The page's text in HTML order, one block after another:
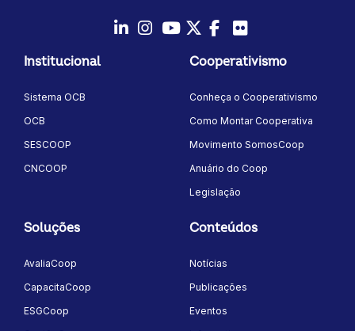
Instagram
YoutubeTwitter/X
Facebook
Institucional
Sistema OCB
OCB
SESCOOP
CNCOOP
Cooperativismo
Conheça o Cooperativismo
Como Montar Cooperativa
Movimento SomosCoop
Anuário do Coop
Legislação
Soluções
AvaliaCoop
CapacitaCoop
ESGCoop
Conteúdos
Notícias
Publicações
Eventos